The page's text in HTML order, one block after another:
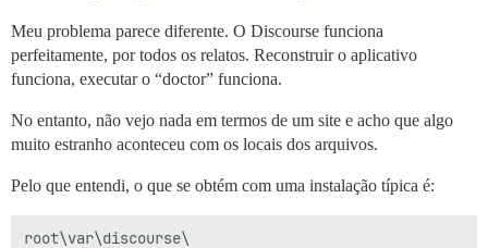
Meu problema parece diferente. O Discourse funciona
perfeitamente, por todos os relatos. Reconstruir o aplicativo
funciona, executar o “doctor” funciona.
No entanto, não vejo nada em termos de um site e acho que algo
muito estranho aconteceu com os locais dos arquivos.
Pelo que entendi, o que se obtém com uma instalação típica é: